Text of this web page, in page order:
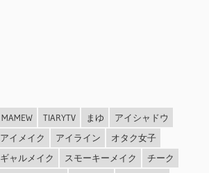
MAMEW TIARYTV まゆ
アイシャドウ
アイメイク アイライン
オタク女子
ギャルメイク スモーキーメイク
チーク